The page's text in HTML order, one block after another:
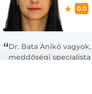
0.0
“Dr. Bata Anikó
meddőségi specialista